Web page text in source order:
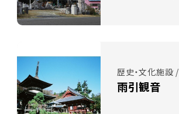
歴史・文化施設
雨引観音